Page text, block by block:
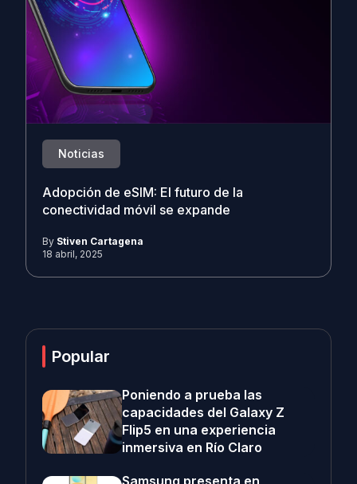
Noticias
Adopción de eSIM: El futuro de la
conectividad móvil se expande
By Stiven Cartagena
18 abril, 2025
Popular
Poniendo a prueba las
capacidades del Galaxy Z
Flip5 en una experiencia
inmersiva en Río Claro